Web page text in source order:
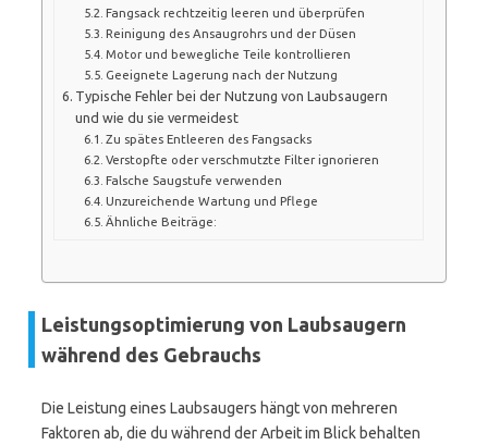
Fangsack rechtzeitig leeren und überprüfen
Reinigung des Ansaugrohrs und der Düsen
Motor und bewegliche Teile kontrollieren
Geeignete Lagerung nach der Nutzung
Typische Fehler bei der Nutzung von Laubsaugern
und wie du sie vermeidest
Zu spätes Entleeren des Fangsacks
Verstopfte oder verschmutzte Filter ignorieren
Falsche Saugstufe verwenden
Unzureichende Wartung und Pflege
Ähnliche Beiträge:
Leistungsoptimierung von Laubsaugern
während des Gebrauchs
Die Leistung eines Laubsaugers hängt von mehreren
Faktoren ab, die du während der Arbeit im Blick behalten